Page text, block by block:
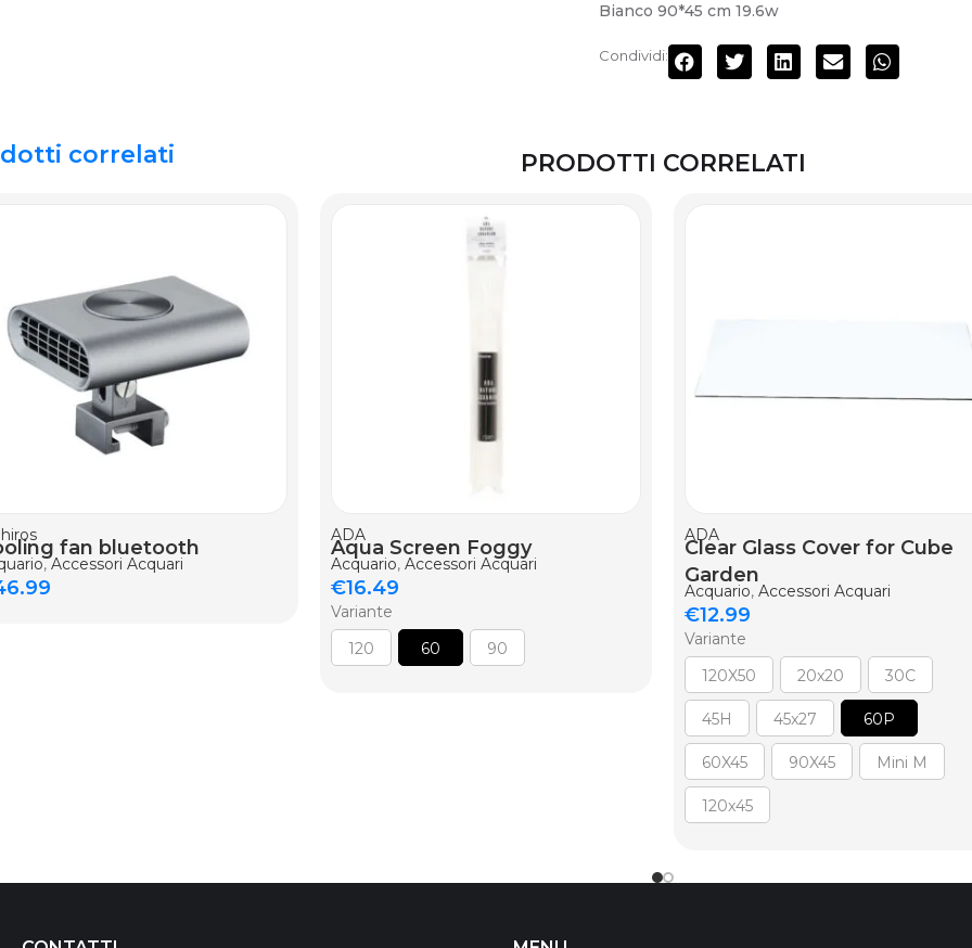
Bianco 90*45 cm 19.6w
Condividi:
PRODOTTI CORRELATI
correlati
fan bluetooth
,Accessori Acquari
ADA
Aqua Screen Foggy
Acquario, Accessori Acquari
€16.49
Variante
120
60 90
ADA
Clear Glass Cover for Cube
Garden
Acquario, Accessori Acquari
€12.99
Variante
120X50
20x20 30C
45H 45x27 60P
60X45 90X45 Mini M
120x45